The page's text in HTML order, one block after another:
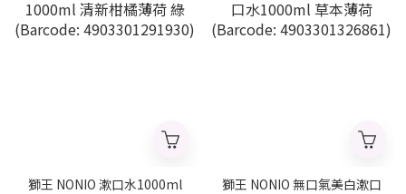
獅王 NONIO 漱口水1000ml
獅王 NONIO 無口氣美白漱口